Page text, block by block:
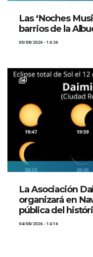
Las ‘Noches
barrios de la
05/08/2026 - 14:26
La Asociación
organizará en
pública del
04/08/2026 - 14:16